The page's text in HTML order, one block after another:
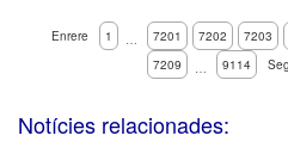
Enrere 1 … 7201 7202 7203
7209
… 9114
Notícies relacionades: